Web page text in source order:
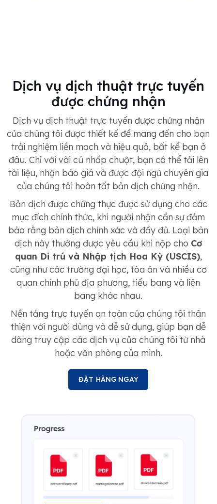
Dịch vụ dịch thuật trực tuyến
được chứng nhận
Dịch vụ dịch thuật trực tuyến được chứng nhận
của chúng tôi được thiết kế để mang đến cho bạn
trải nghiệm liền mạch và hiệu quả, bất kể bạn ở
đâu. Chỉ với vài cú nhấp chuột, bạn có thể tải lên
tài liệu, nhận báo giá và được đội ngũ chuyên gia
của chúng tôi hoàn tất bản dịch chứng nhận.
Bản dịch được chứng thực được sử dụng cho các
mục đích chính thức, khi người nhận cần sự đảm
bảo rằng bản dịch chính xác và đầy đủ. Loại bản
dịch này thường được yêu cầu khi nộp cho Cơ
quan Di trú và Nhập tịch Hoa Kỳ (USCIS),
cũng như các trường đại học, tòa án và nhiều cơ
quan chính phủ địa phương, tiểu bang và liên
bang khác nhau.
Nền tảng trực tuyến an toàn của chúng tôi thân
thiện với người dùng và dễ sử dụng, giúp bạn dễ
dàng truy cập các dịch vụ của chúng tôi từ nhà
hoặc văn phòng của mình.
ĐẶT HÀNG NGAY